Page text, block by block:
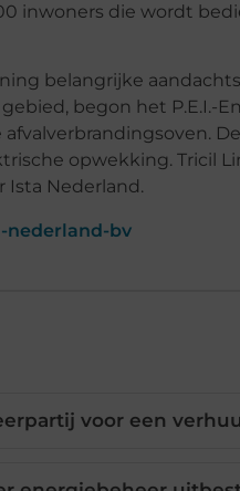
inwoners die wordt
belangrijke
begon het P.E.I.-
opwekking. Tricil
Ista Nederland.
nederland-bv
voor een